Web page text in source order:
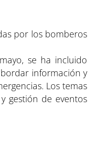
por los bomberos
se ha incluido
información y
Los temas
gestión de eventos